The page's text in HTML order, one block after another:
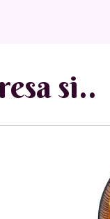
si..